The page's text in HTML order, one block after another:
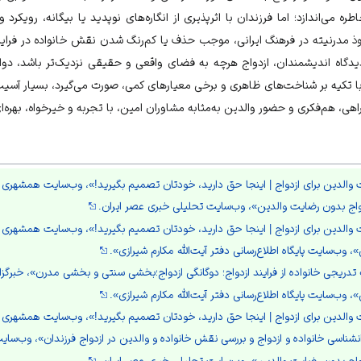
می‌اندازد؛ اما فرزندان با اثرپذیری از انگاره‌های نوپدید یا بیگانه، رویکرد
مدرنیته در فرهنگ ایرانی، موجب حذف یا کم‌رنگ شدن نقش خانواده در
اندیشمندان، ازدواج هرچه به فضای واقعی و حقیقی نزدیک‌تر باشد،
تکیه بر شناخت‌های ظاهری و برخی معیار‌های کمی، صورت می‌گیرد، بسیار
هم‌فکری و حضور والدین به‌مثابه مشاوران امین، با تجربه و خیر‌خواه،
برای ازدواج | اینجا حق دارید، خودتان تصمیم بگیرید!»، وب‌سایت همشهری
بدون رضایت والدین»، وب‌سایت تحلیلی خبری عصر ایران.
برای ازدواج | اینجا حق دارید، خودتان تصمیم بگیرید!»، وب‌سایت همشهری
وب‌سایت پایگاه اطلاع‌رسانی دفتر آیت‌الله مکارم شیرازی».
خانواده از فرایند ازدواج؛ دوگانگی ازدواج؛بخشی سنتی و بخشی مدرن»،
وب‌سایت پایگاه اطلاع‌رسانی دفتر آیت‌الله مکارم شیرازی».
برای ازدواج | اینجا حق دارید، خودتان تصمیم بگیرید!»، وب‌سایت همشهری
خانواده و ازدواج و بررسی نقش خانواده و والدین در ازدواج فرزندان»،